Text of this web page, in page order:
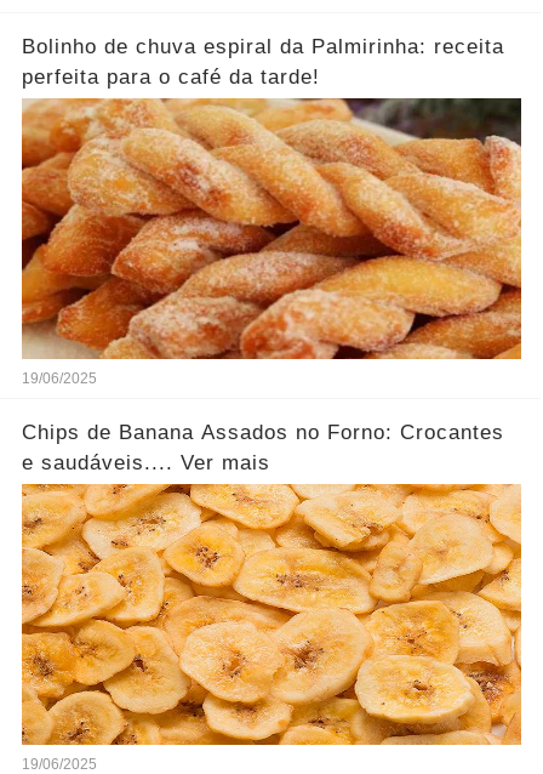
Bolinho de chuva espiral da Palmirinha: receita
perfeita para o café da tarde!
19/06/2025
Chips de Banana Assados no Forno: Crocantes
e saudáveis.... Ver mais
19/06/2025